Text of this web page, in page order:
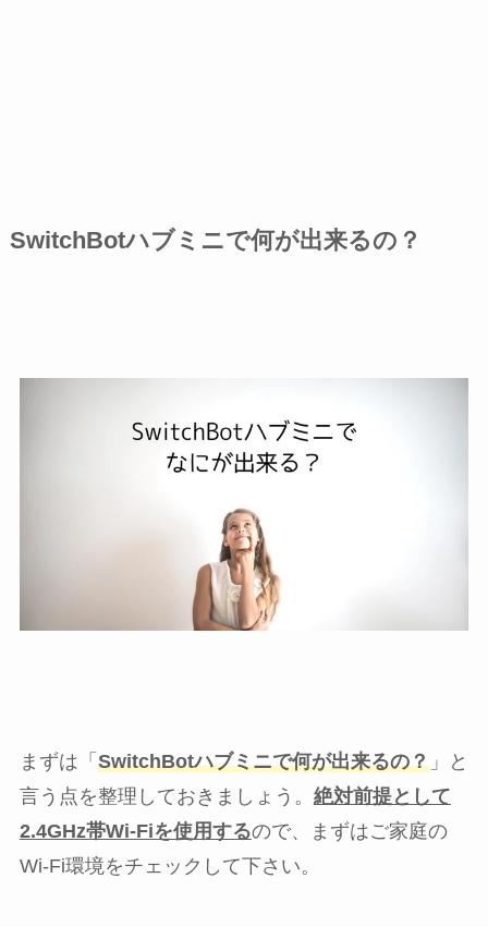
SwitchBotハブミニで何が出来るの？
まずは「 SwitchBotハブミニで何が出来るの？」と
言う点を整理しておきましょう。 絶対前提として
2.4GHz帯Wi-Fiを使用するので、まずはご家庭の
Wi-Fi環境をチェックして下さい。